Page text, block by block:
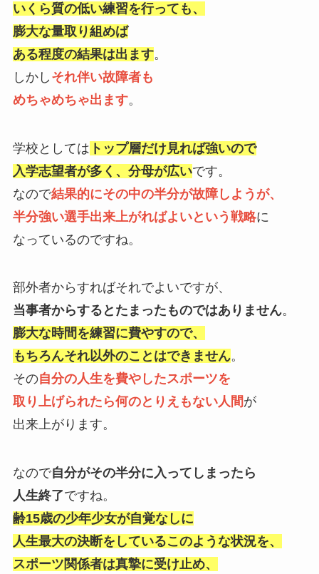
いくら質の低い練習を行っても、
膨大な量取り組めば
ある程度の結果は出ます。
しかし それ伴い故障者も
めちゃめちゃ出ます。
学校としては トップ層だけ見れば強いので
入学志望者が多く、分母が広いです。
なので結果的にその中の半分が故障しようが、
半分強い選手出来上がればよいという戦略に
なっているのですね。
部外者からすればそれでよいですが、
当事者からするとたまったものではありません。
膨大な時間を練習に費やすので、
もちろんそれ以外のことはできません。
その自分の人生を費やしたスポーツを
取り上げられたら何のとりえもない人間が
出来上がります。
なので自分がその半分に入ってしまったら
人生終了ですね。
齢15歳の少年少女が自覚なしに
人生最大の決断をしているこのような状況を、
スポーツ関係者は真摯に受け止め、